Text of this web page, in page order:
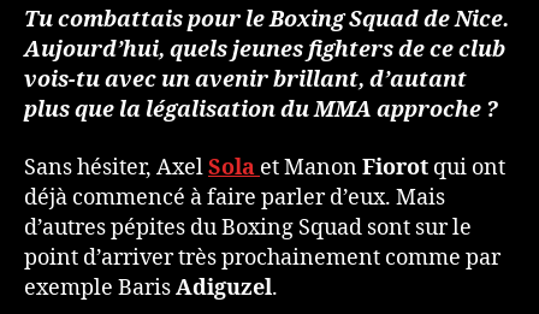
Tu combattais pour le Boxing Squad de Nice.
Aujourd’hui, quels jeunes fighters de ce club
vois-tu avec un avenir brillant, d’autant
plus que la légalisation du MMA approche ?
Sans hésiter, AxelSola et ManonFiorot qui ont
déjà commencé à faire parler d’eux. Mais
d’autres pépites du Boxing Squad sont sur le
point d’arriver très prochainement comme par
exemple BarisAdiguzel.